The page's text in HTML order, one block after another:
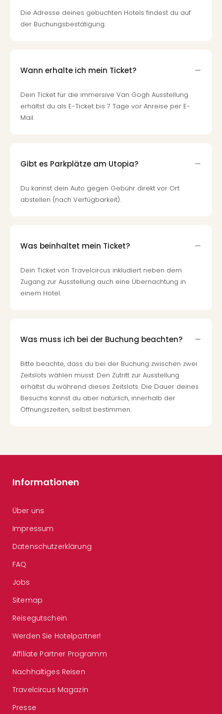
Die Adresse deines gebuchten Hotels findest du auf
der Buchungsbestätigung.
Wann erhalte ich mein Ticket?
Dein Ticket für die immersive Van Gogh Ausstellung
erhältst du als E-Ticket bis 7 Tage vor Anreise per E-
Mail.
Gibt es Parkplätze am Utopia?
Du kannst dein Auto gegen Gebühr direkt vor Ort
abstellen (nach Verfügbarkeit).
Was beinhaltet mein Ticket?
Dein Ticket von Travelcircus inkludiert neben dem
Zugang zur Ausstellung auch eine Übernachtung in
einem Hotel.
Was muss ich bei der Buchung beachten?
Bitte beachte, dass du bei der Buchung zwischen zwei
Zeitslots wählen musst. Den Zutritt zur Ausstellung
erhältst du während dieses Zeitslots. Die Dauer deines
Besuchs kannst du aber natürlich, innerhalb der
Öffnungszeiten, selbst bestimmen.
Informationen
Über uns
Impressum
Datenschutzerklärung
FAQ
Jobs
Sitemap
Reisegutschein
Werden Sie Hotelpartner!
Affiliate Partner Programm
Nachhaltiges Reisen
Travelcircus Magazin
Presse